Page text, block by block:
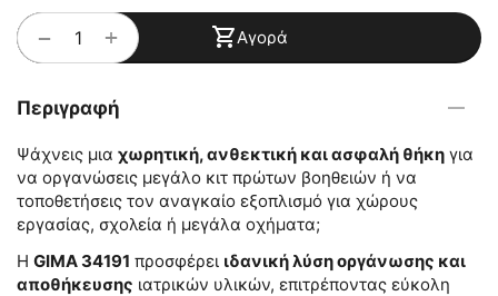
+
− Αγορά
Περιγραφή
Ψάχνεις μια χωρητική, ανθεκτική και ασφαλή θήκη για
να οργανώσεις μεγάλο κιτ πρώτων βοηθειών ή να
τοποθετήσεις τον αναγκαίο εξοπλισμό για χώρους
εργασίας, σχολεία ή μεγάλα οχήματα;
Η GIMA 34191 προσφέρει ιδανική λύση οργάνωσης και
αποθήκευσης ιατρικών υλικών, επιτρέποντας εύκολη